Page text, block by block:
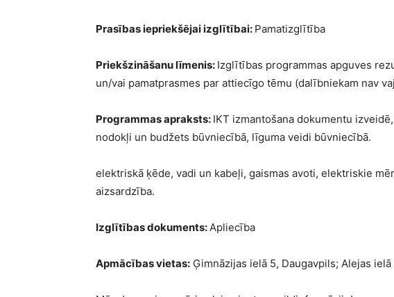
Prasības iepriekšējai izglītībai: Pamatizglītība
Priekšzināšanu līmenis: Izglītības programmas apguves
un/vai pamatprasmes par attiecīgo tēmu (dalībniekam nav
Programmas apraksts: IKT izmantošana dokumentu
nodokļi un budžets būvniecībā, līguma veidi būvniecībā.
elektriskā ķēde, vadi un kabeļi, gaismas avoti, elektriskie
aizsardzība.
Izglītības dokuments:Apliecība
Apmācības vietas: Ģimnāzijas ielā 5, Daugavpils; Alejas